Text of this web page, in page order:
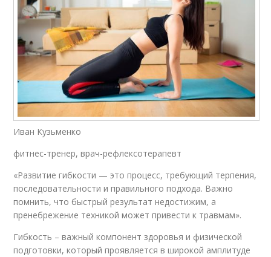
Иван Кузьменко
фитнес-тренер, врач-рефлексотерапевт
«Развитие гибкости — это процесс, требующий терпения,
последовательности и правильного подхода. Важно
помнить, что быстрый результат недостижим, а
пренебрежение техникой может привести к травмам».
Гибкость – важный компонент здоровья и физической
подготовки, который проявляется в широкой амплитуде